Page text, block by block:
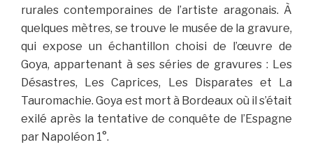
rurales contemporaines de l’artiste aragonais. À
quelques mètres, se trouve le musée de la gravure,
qui expose un échantillon choisi de l’œuvre de
Goya, appartenant à ses séries de gravures : Les
Désastres, Les Caprices, Les Disparates et La
Tauromachie. Goya est mort à Bordeaux où il s’était
exilé après la tentative de conquête de l’Espagne
par Napoléon 1°.